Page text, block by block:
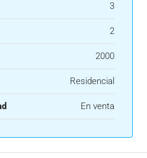
3
2
2000
Residencial
En venta